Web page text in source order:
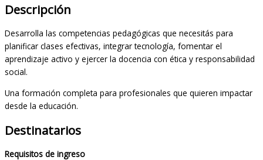
Descripción
Desarrolla las competencias pedagógicas que necesitás para
planificar clases efectivas, integrar tecnología, fomentar el
aprendizaje activo y ejercer la docencia con ética y responsabilidad
social.
Una formación completa para profesionales que quieren impactar
desde la educación.
Destinatarios
Requisitos de ingreso